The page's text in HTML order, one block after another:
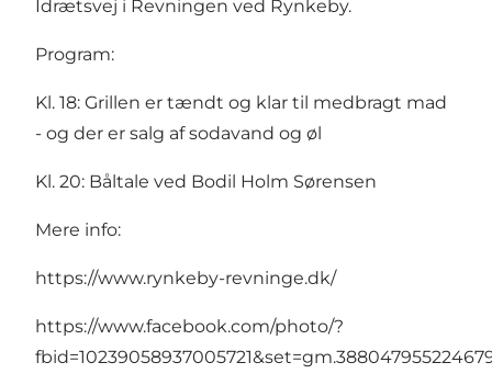
Idrætsvej i Revningen ved Rynkeby.
Program:
Kl. 18: Grillen er tændt og klar til medbragt mad
- og der er salg af sodavand og øl
Kl. 20: Båltale ved Bodil Holm Sørensen
Mere info:
https://www.rynkeby-revninge.dk/
https://www.facebook.com/photo/?